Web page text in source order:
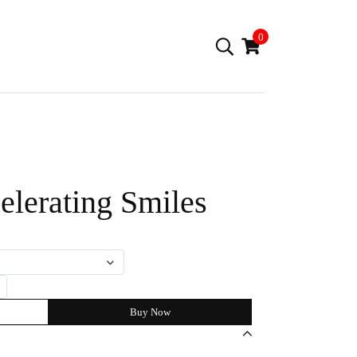
0
Smiles
Buy Now